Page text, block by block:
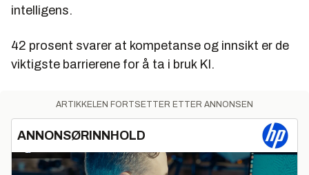
intelligens.
42 prosent svarer at kompetanse og innsikt er de
viktigste barrierene for å ta i bruk KI.
ARTIKKELEN FORTSETTER ETTER ANNONSEN
ANNONSØRINNHOLD